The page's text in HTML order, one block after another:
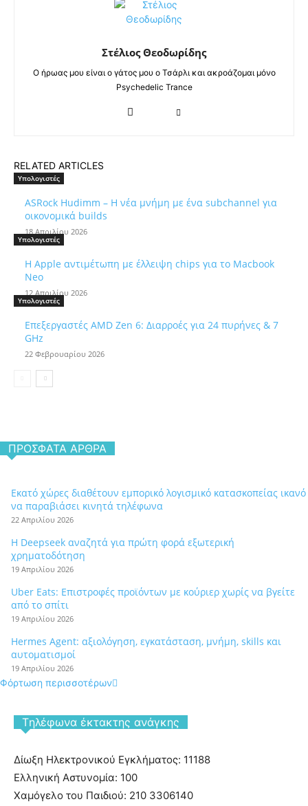
Στέλιος Θεοδωρίδης
Ο ήρωας μου είναι ο γάτος μου ο Τσάρλι και ακροάζομαι μόνο
Psychedelic Trance
RELATED ARTICLES
Υπολογιστές
ASRock Hudimm – Η νέα μνήμη με ένα subchannel για
οικονομικά builds
18 Απριλίου 2026
Υπολογιστές
Η Apple αντιμέτωπη με έλλειψη chips για το Macbook
Neo
12 Απριλίου 2026
Υπολογιστές
Επεξεργαστές AMD Zen 6: Διαρροές για 24 πυρήνες & 7
GHz
22 Φεβρουαρίου 2026
ΠΡΌΣΦΑΤΑ ΆΡΘΡΑ
Εκατό χώρες διαθέτουν εμπορικό λογισμικό κατασκοπείας ικανό
να παραβιάσει κινητά τηλέφωνα
22 Απριλίου 2026
Η Deepseek αναζητά για πρώτη φορά εξωτερική
χρηματοδότηση
19 Απριλίου 2026
Uber Eats: Επιστροφές προϊόντων με κούριερ χωρίς να βγείτε
από το σπίτι
19 Απριλίου 2026
Hermes Agent: αξιολόγηση, εγκατάσταση, μνήμη, skills και
αυτοματισμοί
19 Απριλίου 2026
Φόρτωση περισσοτέρων
Tηλέφωνα έκτακτης ανάγκης
Δίωξη Ηλεκτρονικού Εγκλήματος: 11188
Ελληνική Αστυνομία: 100
Χαμόγελο του Παιδιού: 210 3306140